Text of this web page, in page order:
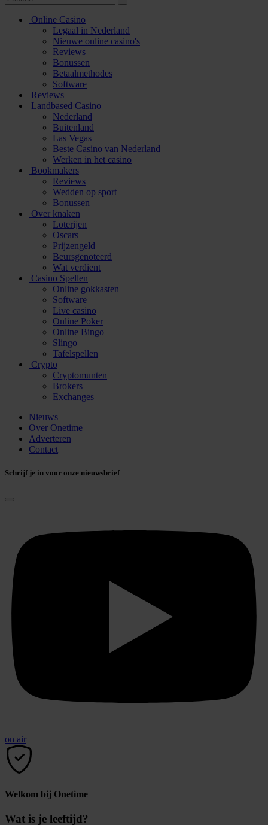
Online Casino
Legaal in Nederland
Nieuwe online casino's
Reviews
Bonussen
Betaalmethodes
Software
Reviews
Landbased Casino
Nederland
Buitenland
Las Vegas
Beste Casino van Nederland
Werken in het casino
Bookmakers
Reviews
Wedden op sport
Bonussen
Over knaken
Loterijen
Oscars
Prijzengeld
Beursgenoteerd
Wat verdient
Casino Spellen
Online gokkasten
Software
Live casino
Online Poker
Online Bingo
Slingo
Tafelspellen
Crypto
Cryptomunten
Brokers
Exchanges
Nieuws
Over Onetime
Adverteren
Contact
Schrijf je in voor onze nieuwsbrief
on air
Welkom bij Onetime
Wat is je leeftijd?